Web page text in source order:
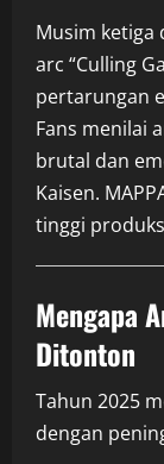
Musim ketiga
arc “Culling
pertarungan
Fans menilai
brutal dan
Kaisen.
tinggi
Mengapa
Ditonton
Tahun 2025
dengan